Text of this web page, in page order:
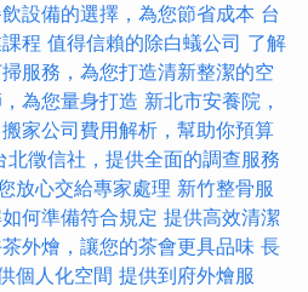
設備的選擇，為您節省成本 台
程 值得信賴的除白蟻公司 了解
服務，為您打造清新整潔的空
為您量身打造 新北市安養院，
搬家公司費用解析，幫助你預算
北徵信社，提供全面的調查服務
放心交給專家處理 新竹整骨服
何準備符合規定 提供高效清潔
外燴，讓您的茶會更具品味 長
個人化空間 提供到府外燴服